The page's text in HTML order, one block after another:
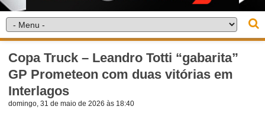
Copa Truck – Leandro Totti “gabarita”
GP Prometeon com duas vitórias em
Interlagos
domingo, 31 de maio de 2026 às 18:40